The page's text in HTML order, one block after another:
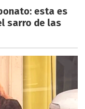
esta es
sarro de las